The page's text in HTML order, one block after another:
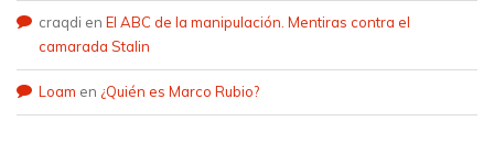
craqdi en El ABC de la manipulación. Mentiras contra el
camarada Stalin
Loam en ¿Quién es Marco Rubio?